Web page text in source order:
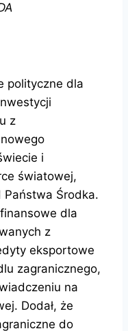
polityczne dla
z
i
światowej,
Państwa Środka.
dla
z
eksportowe
zagranicznego,
na
Dodał, że
do